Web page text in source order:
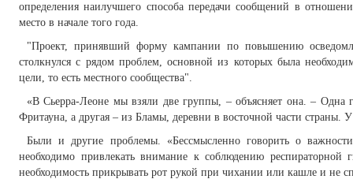
определения наилучшего способа передачи сообщений в
место в начале того года.
"Проект, принявший форму кампании по повышению
столкнулся с рядом проблем, основной из которых была
цели, то есть местного сообщества".
«В Сьерра-Леоне мы взяли две группы, – объясняет она. – Одна
Фритауна, а другая – из Бламы, деревни в восточной части страны.
Были и другие проблемы. «Бессмысленно говорить о
необходимо привлекать внимание к соблюдению респираторной
необходимость прикрывать рот рукой при чихании или кашле и не